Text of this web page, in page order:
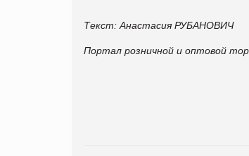
Текст: Анастасия РУБАНОВИЧ
Портал розничной и оптовой